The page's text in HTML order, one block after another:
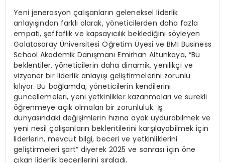
Yeni jenerasyon çalışanların geleneksel liderlik
anlayışından farklı olarak, yöneticilerden daha fazla
empati, şeffaflık ve kapsayıcılık beklediğini söyleyen
Galatasaray Üniversitesi Öğretim Üyesi ve BMI Business
School Akademik Danışmanı Emirhan Altunkaya, “Bu
beklentiler, yöneticilerin daha dinamik, yenilikçi ve
vizyoner bir liderlik anlayışı geliştirmelerini zorunlu
kılıyor. Bu bağlamda, yöneticilerin kendilerini
güncellemeleri, yeni yetkinlikler kazanmaları ve sürekli
öğrenmeye açık olmaları bir zorunluluk. İş
dünyasındaki değişimlerin hızına ayak uydurabilmek ve
yeni nesil çalışanların beklentilerini karşılayabilmek için
liderlerin, mevcut bilgi, beceri ve yetkinliklerini
geliştirmeleri şart” diyerek 2025 ve sonrası için öne
çıkan liderlik becerilerini sıraladı.